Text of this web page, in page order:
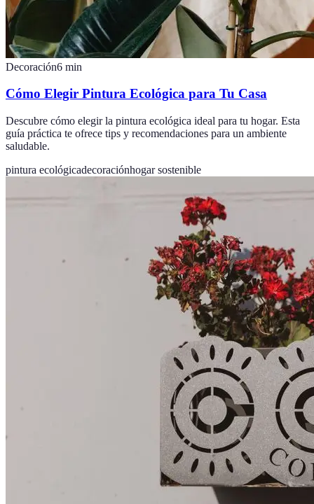
Decoración6 min
Cómo Elegir Pintura Ecológica para Tu Casa
Descubre cómo elegir la pintura ecológica ideal para tu hogar. Esta
guía práctica te ofrece tips y recomendaciones para un ambiente
saludable.
pintura ecológicadecoraciónhogar sostenible